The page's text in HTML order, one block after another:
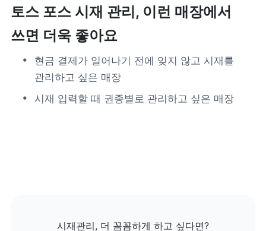
토스 포스 시재 관리, 이런 매장에서
쓰면 더욱 좋아요
현금 결제가 일어나기 전에 잊지 않고 시재를
관리하고 싶은 매장
시재 입력할 때 권종별로 관리하고 싶은 매장
시재관리, 더 꼼꼼하게 하고 싶다면?